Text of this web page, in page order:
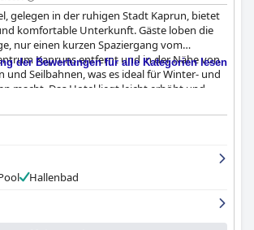
gelegen in der ruhigen Stadt Kaprun, bietet
komfortable Unterkunft. Gäste loben die
nur einen kurzen Spaziergang vom
Kapruns entfernt und in der Nähe von
und Seilbahnen, was es ideal für Winter- und
macht. Das Hotel liegt leicht erhöht und
Rückzugsort mit malerischem Bergblick,
der geräumigen Zimmer mit
und praktischen Annehmlichkeiten
Vötter's Hotel wird für seine Qualität und
wie frisches Obst, Marmeladen und
Geschmäckern gerecht werden.
der Bewertungen für alle Kategorien lesen
Hallenbad